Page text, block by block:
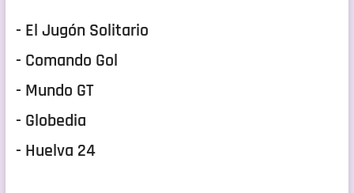
- El Jugón Solitario
- Comando Gol
- Mundo GT
- Globedia
- Huelva 24